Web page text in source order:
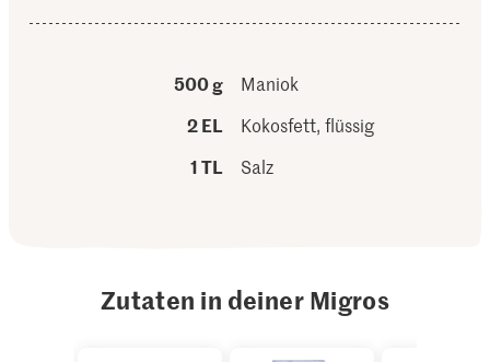
500 g
Maniok
2 EL
Kokosfett, flüssig
1 TL
Salz
Zutaten in deiner Migros